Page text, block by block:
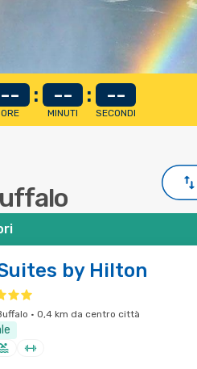
--
ORE
: --
MINUTI
: --
SECONDI
by Hilton
· 0,4 km da centro città